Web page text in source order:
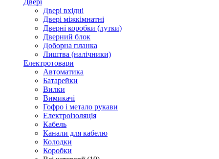
Двері
Двері вхідні
Двері міжкімнатні
Дверні коробки (лутки)
Дверний блок
Доборна планка
Лиштва (налічники)
Електротовари
Автоматика
Батарейки
Вилки
Вимикачі
Гофро і метало рукави
Електроізоляція
Кабель
Канали для кабелю
Колодки
Коробки